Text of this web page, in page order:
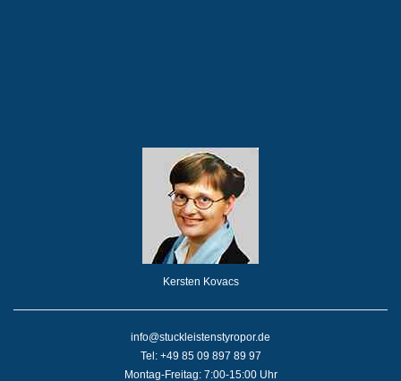
Kersten Kovacs
info@stuckleistenstyropor.de
Tel: +49 85 09 897 89 97
Montag-Freitag: 7:00-15:00 Uhr